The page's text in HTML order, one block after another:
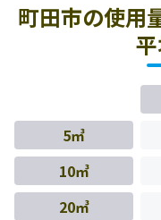
町田市の使用
平
5㎥
10㎥
20㎥